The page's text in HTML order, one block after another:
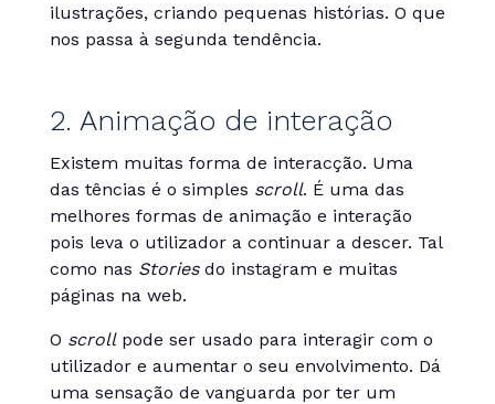
ilustrações, criando pequenas histórias. O que
nos passa à segunda tendência.
2. Animação de interação
Existem muitas forma de interacção. Uma
das tências é o simples scroll. É uma das
melhores formas de animação e interação
pois leva o utilizador a continuar a descer. Tal
como nas Storiesdo instagram e muitas
páginas na web.
O scrollpode ser usado para interagir com o
utilizador e aumentar o seu envolvimento. Dá
uma sensação de vanguarda por ter um